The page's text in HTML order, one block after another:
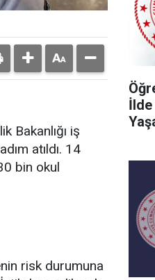
Bakanlığı iş
atıldı. 14
bin okul
risk durumuna
İlde